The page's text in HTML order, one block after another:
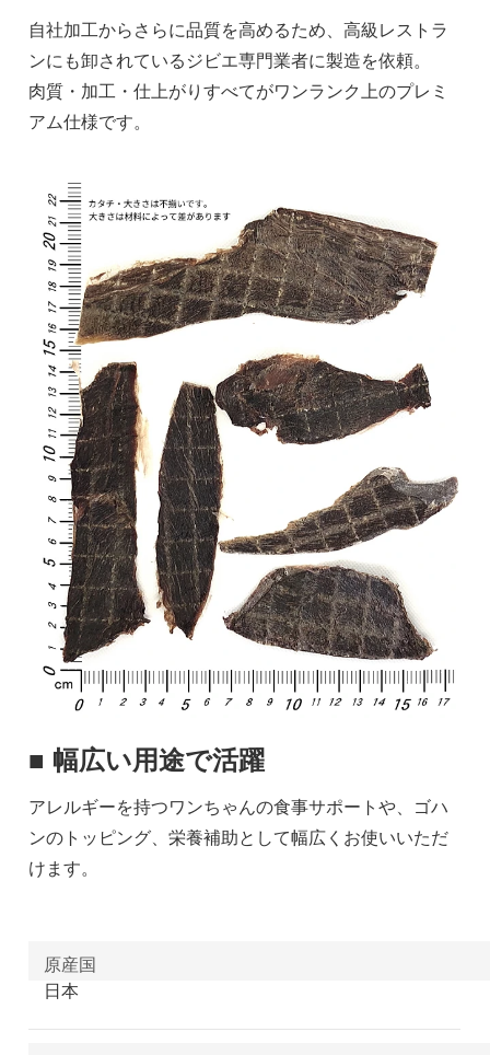
自社加工からさらに品質を高めるため、高級レストラ
ンにも卸されているジビエ専門業者に製造を依頼。
肉質・加工・仕上がりすべてがワンランク上のプレミ
アム仕様です。
■ 幅広い用途で活躍
アレルギーを持つワンちゃんの食事サポートや、ゴハ
ンのトッピング、栄養補助として幅広くお使いいただ
けます。
原産国
日本